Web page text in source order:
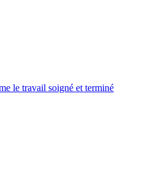
le travail soigné et terminé